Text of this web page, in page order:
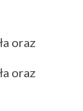
oraz
oraz